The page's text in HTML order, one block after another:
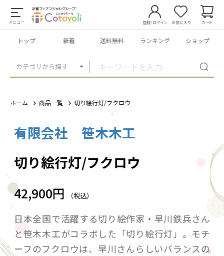
メニュー
カテゴリから探す
登録/ログイン お気に入り カート
トップ 新着 送料無料 ランキング ショップ
ホーム 商品一覧 切り絵行灯/フクロウ
有限会社 笹木木工
切り絵行灯/フクロウ
42,900円 （税込）
日本全国で活躍する切り絵作家・早川鉄兵さん
と笹木木工がコラボした「切り絵行灯」。モチ
ーフのフクロウは、早川さんらしいバランスの